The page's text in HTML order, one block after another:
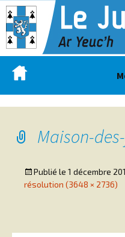
Maison-
Publié le 1 décembre
résolution (3648 × 2736)